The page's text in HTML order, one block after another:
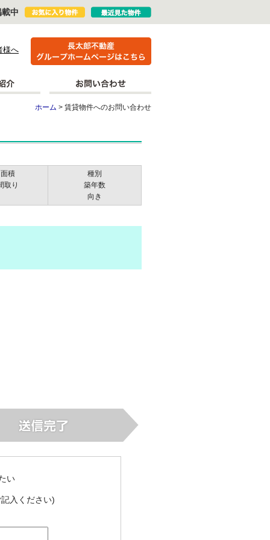
中
様へ
ホーム > 賃貸物件へのお問い合わせ
面積
取り
種別
築年数
向き
い
入ください)